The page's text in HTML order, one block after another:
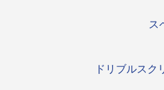
ス
ドリブルスク